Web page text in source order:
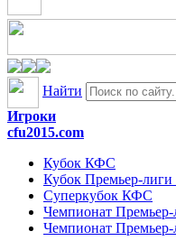
Найти
Игроки
cfu2015.com
Кубок КФС
Кубок Премьер-
Суперкубок КФС
Чемпионат
Чемпионат